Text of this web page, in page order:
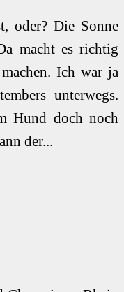
oder? Die Sonne
macht es richtig
Ich war ja
unterwegs.
Hund doch noch
der...